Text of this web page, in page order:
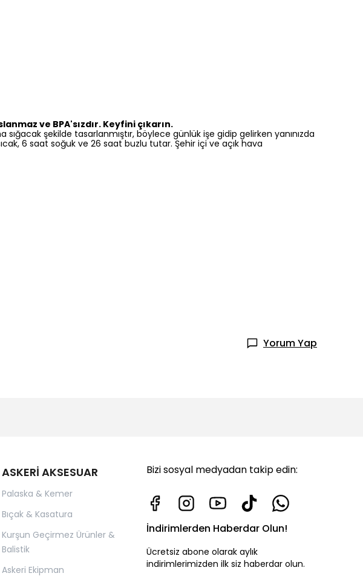
ve BPA'sızdır. Keyfini çıkarın.
şekilde tasarlanmıştır, böylece günlük işe gidip gelirken yanınızda
6 saat soğuk ve 26 saat buzlu tutar. Şehir içi ve açık hava
Yorum Yap
ASKERİ AKSESUAR
Palaska & Kemer
Bıçak & Kasatura
Kurşun Geçirmez Ürünler &
Balistik
Askeri Ekipman
Bizi sosyal medyadan takip edin:
İndirimlerden Haberdar Olun!
Ücretsiz abone olarak aylık
indirimlerimizden ilk siz haberdar olun.